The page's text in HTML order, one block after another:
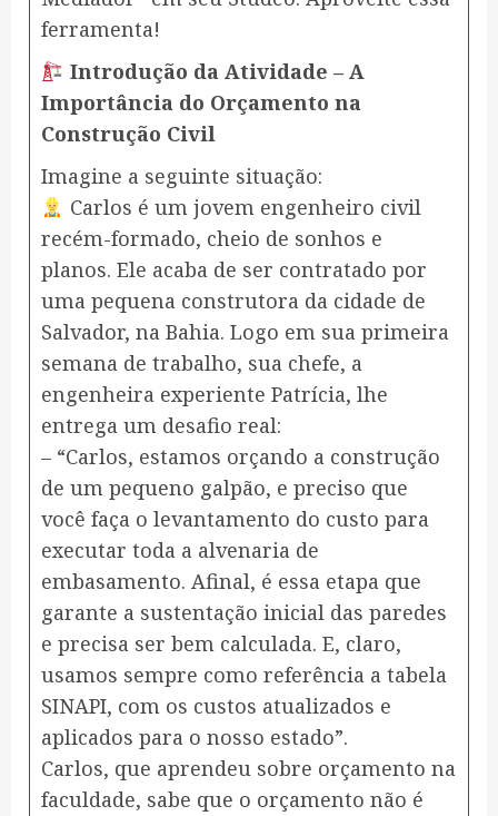
ferramenta!
Introdução da Atividade – A
Importância do Orçamento na
Construção Civil
Imagine a seguinte situação:
Carlos é um jovem engenheiro civil
recém-formado, cheio de sonhos e
planos. Ele acaba de ser contratado por
uma pequena construtora da cidade de
Salvador, na Bahia. Logo em sua primeira
semana de trabalho, sua chefe, a
engenheira experiente Patrícia, lhe
entrega um desafio real:
– “Carlos, estamos orçando a construção
de um pequeno galpão, e preciso que
você faça o levantamento do custo para
executar toda a alvenaria de
embasamento. Afinal, é essa etapa que
garante a sustentação inicial das paredes
e precisa ser bem calculada. E, claro,
usamos sempre como referência a tabela
SINAPI, com os custos atualizados e
aplicados para o nosso estado”.
Carlos, que aprendeu sobre orçamento na
faculdade, sabe que o orçamento não é